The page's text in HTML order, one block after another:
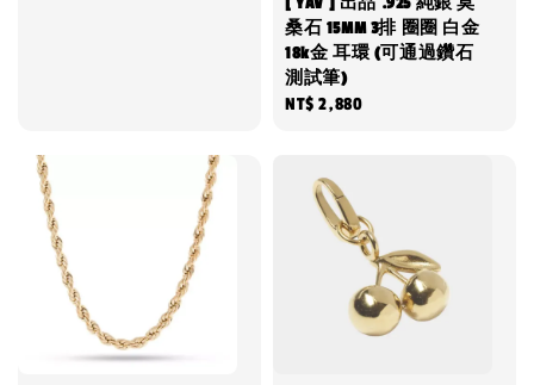
桑石 15MM 3排 圈圈 白金
18k金 耳環 (可通過鑽石
測試筆)
Regular
NT$ 2,880